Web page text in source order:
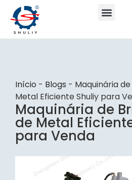
Início - Blogs - Maquinária
Metal Eficiente Shuliy para
Maquinária de
de Metal
para Venda